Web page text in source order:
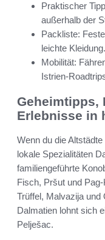
Praktischer
außerhalb der
Packliste:
leichte Kleidung.
Mobilität:
Istrien-
Geheimtipps,
Erlebnisse in
Wenn du die
lokale Spezialitäten
familiengeführte
Fisch, Pršut und
Trüffel, Malvazija und
Dalmatien lohnt sich
Pelješac.